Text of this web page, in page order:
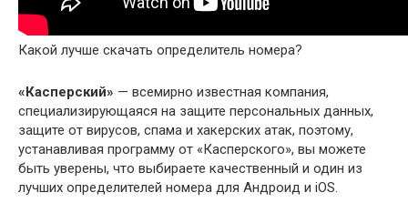
Какой лучше скачать определитель номера?
«Касперский» — всемирно известная компания,
специализирующаяся на защите персональных данных,
защите от вирусов, спама и хакерских атак, поэтому,
устанавливая программу от «Касперского», вы можете
быть уверены, что выбираете качественный и один из
лучших определителей номера для Андроид и iOS.